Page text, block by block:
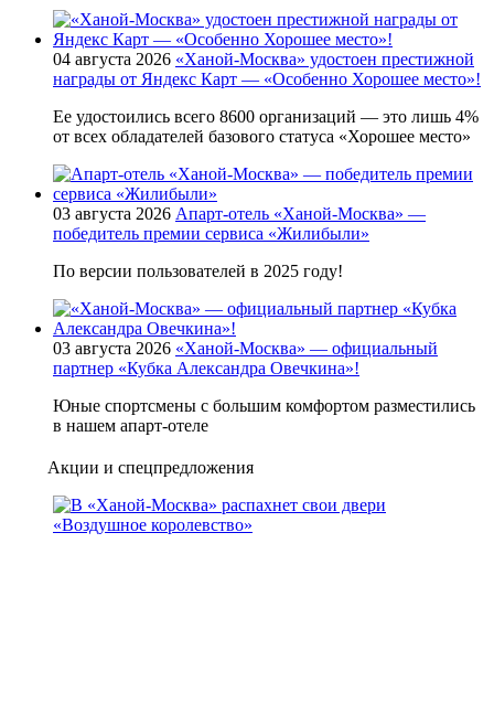
04 августа 2026 «Ханой-Москва» удостоен престижной
награды от Яндекс Карт — «Особенно Хорошее место»!
Ее удостоились всего 8600 организаций — это лишь 4%
от всех обладателей базового статуса «Хорошее место»
03 августа 2026 Апарт-отель «Ханой-Москва» —
победитель премии сервиса «Жилибыли»
По версии пользователей в 2025 году!
03 августа 2026 «Ханой-Москва» — официальный
партнер «Кубка Александра Овечкина»!
Юные спортсмены с большим комфортом разместились
в нашем апарт-отеле
Акции и спецпредложения